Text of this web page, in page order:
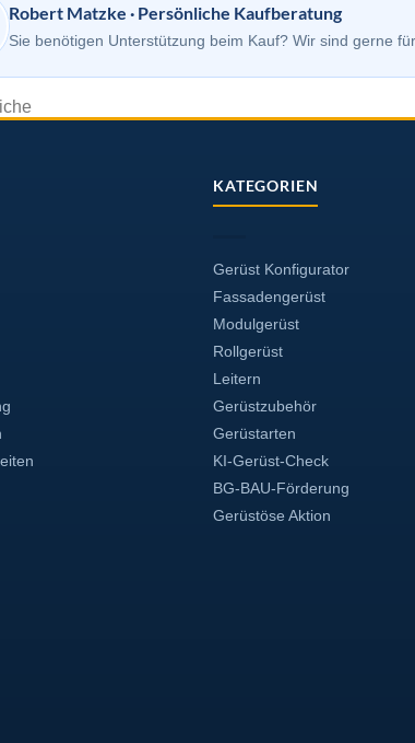
Robert Matzke · Persönliche Kaufberatung
Sie benötigen Unterstützung beim Kauf? Wir sind gerne für
KATEGORIEN
Gerüst Konfigurator
Fassadengerüst
Modulgerüst
Rollgerüst
Leitern
Gerüstzubehör
Gerüstarten
KI-Gerüst-Check
BG-BAU-Förderung
Gerüstöse Aktion